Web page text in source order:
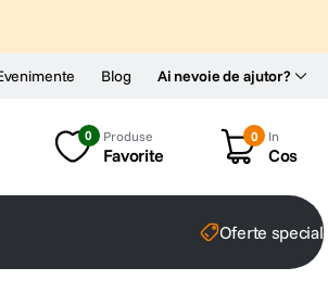
Ai nevoie de ajutor?
Blog
0 Produse
Favorite
0 In
Cos
Oferte